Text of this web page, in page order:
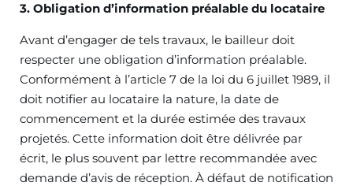
3. Obligation d’information préalable du locataire
Avant d’engager de tels travaux, le bailleur doit
respecter une obligation d’information préalable.
Conformément à l’article 7 de la loi du 6 juillet 1989, il
doit notifier au locataire la nature, la date de
commencement et la durée estimée des travaux
projetés. Cette information doit être délivrée par
écrit, le plus souvent par lettre recommandée avec
demande d’avis de réception. À défaut de notification